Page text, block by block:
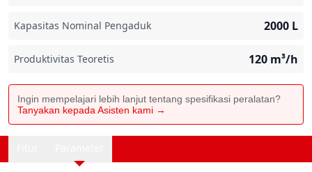
Kapasitas Nominal Pengaduk 2000 L
Produktivitas Teoretis 120 m³/h
Ingin mempelajari lebih lanjut tentang spesifikasi peralatan?
Tanyakan kepada Asisten kami →